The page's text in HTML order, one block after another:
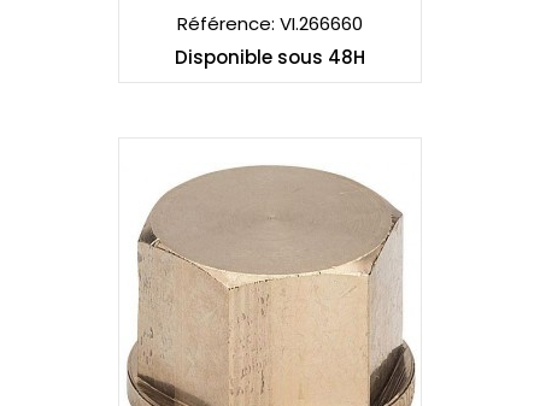
Référence: VI.266660
Disponible sous 48H